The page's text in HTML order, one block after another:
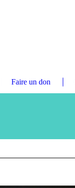
Faire un don